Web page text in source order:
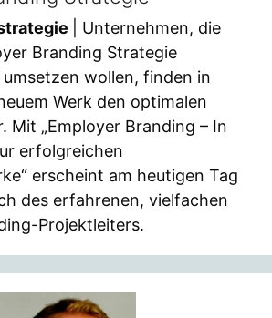
| Unternehmen, die
Branding Strategie
wollen, finden in
Werk den optimalen
Mit „Employer Branding – In
erfolgreichen
erscheint am heutigen Tag
des erfahrenen, vielfachen
Projektleiters.